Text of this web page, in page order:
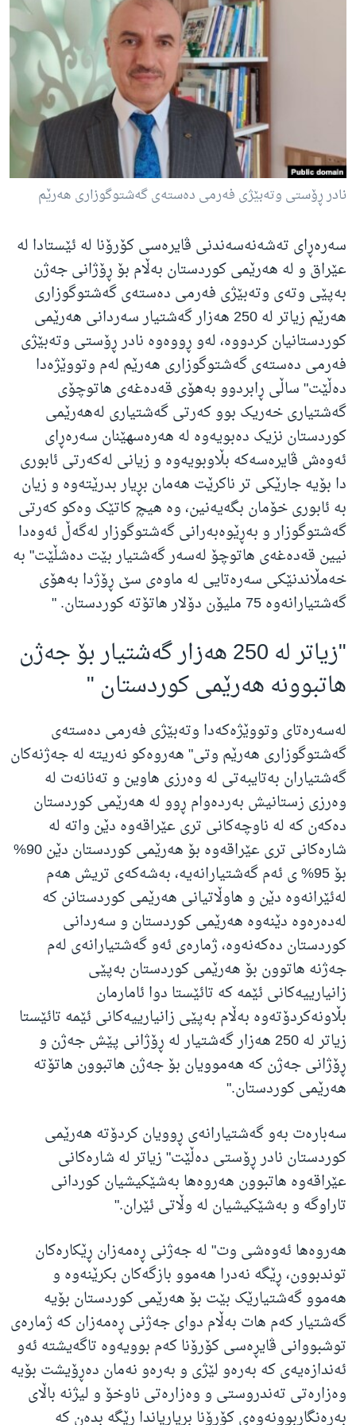
ژیان لە فەرهەنگدا
Learning English
زمانه‌کان
نادر ڕۆستی وتەبێژی فەرمی دەستەی گەشتوگوزاری هەرێم
سەرەڕای تەشەنەسەندنی ڤایرەسی کۆرۆنا لە ئێستادا لە
عێراق و لە هەرێمی کوردستان بەڵام بۆ ڕۆژانی جەژن
بەپێی وتەی وتەبێژی فەرمی دەستەی گەشتوگوزاری
هەرێم زیاتر لە 250 هەزار گەشتیار سەردانی هەرێمی
کوردستانیان کردووە، لەو ڕووەوە نادر ڕۆستی وتەبێژی
فەرمی دەستەی گەشتوگوزاری هەرێم لەم وتووێژەدا
دەڵێت" ساڵی ڕابردوو بەهۆی قەدەغەی هاتوچۆی
گەشتیاری خه‌ریک بوو که‌رتی گه‌شتیاری لەهەرێمی
کوردستان نزیک ده‌بویه‌وه‌ له‌ هه‌ره‌سهێنان سەرەڕای
ئەوەش ڤایرەسەکە بڵاوبویەوە و زیانی لەکەرتی ئابوری
دا بۆیە جارێکی تر ناکرێت هه‌مان بڕیار بدرێته‌وه‌ و زیان
به‌ ئابوری خۆمان بگه‌یه‌نین، وە هیچ کاتێک وه‌کو که‌رتی
گه‌شتوگوزار و به‌ڕێوه‌به‌رانی گه‌شتوگوزار له‌گه‌ڵ ئه‌وه‌دا
نیین قه‌ده‌غه‌ی هاتوچۆ له‌سه‌ر گه‌شتیار بێت دەشڵێت" بە
خەمڵاندنێکی سەرەتایی لە ماوەی سێ ڕۆژدا بەهۆی
گەشتیارانەوە 75 ملیۆن دۆلار هاتۆتە کوردستان
. "
" زیاتر له‌ 250 هه‌زار گه‌شتیار بۆ جه‌ژن
هاتبوونە هه‌رێمی کوردستان"
لەسەرەتای وتووێژەکەدا وتەبێژی فەرمی دەستەی
گەشتوگوزاری هەرێم وتی" هه‌روه‌کو نه‌ریته‌ له‌ جه‌ژنه‌کان
گه‌شتیاران به‌تایبه‌تی له‌ وه‌رزی هاوین و ته‌نانه‌ت له‌
وه‌رزی زستانیش به‌رده‌وام ڕوو له‌ هه‌رێمی کوردستان
ده‌که‌ن که‌ له‌ ناوچه‌کانی تری عێراقه‌وه‌ دێن واته‌ له‌
شاره‌کانی تری عێراقه‌وه‌ بۆ هه‌رێمی کوردستان دێن 90%
بۆ 95% ی ئه‌م گه‌شتیارانه‌یه‌، به‌شه‌که‌ی تریش هه‌م
له‌ئێرانه‌وه‌ دێن و هاوڵاتیانی هه‌رێمی کوردستانن که‌
له‌ده‌ره‌وه‌ دێنه‌وه‌ هه‌رێمی کوردستان و سه‌ردانی
کوردستان ده‌که‌نه‌وه‌، ژماره‌ی ئه‌و گه‌شتیارانه‌ی له‌م
جه‌ژنه‌ هاتوون بۆ هه‌رێمی کوردستان به‌پێی
زانیارییه‌کانی ئێمه‌ که‌ تائێستا دوا ئامارمان
بڵاونه‌کردۆته‌وه‌ به‌ڵام به‌پێی زانیارییه‌کانی ئێمه‌ تائێستا
زیاتر له‌ 250 هه‌زار گه‌شتیار لە ڕۆژانی پێش جه‌ژن و
ڕۆژانی جه‌ژن که‌ هه‌موویان بۆ جه‌ژن هاتبوون هاتۆته‌
هه‌رێمی کوردستان."
سەبارەت بەو گەشتیارانەی ڕوویان کردۆتە هەرێمی
کوردستان نادر ڕۆستی دەڵێت" زیاتر له‌ شاره‌کانی
عێراقه‌وه‌ هاتبوون هه‌روه‌ها به‌شێکیشیان کوردانی
تاراوگه‌ و به‌شێکیشیان له‌ وڵاتی ئێران."
هەروەها ئەوەشی وت" له‌ جه‌ژنی ڕه‌مه‌زان ڕێکاره‌کان
توندبوون، ڕێگه‌ نه‌درا هه‌موو بازگه‌کان بکرێنه‌وه‌ و
هه‌موو گه‌شتیارێک بێت بۆ هه‌رێمی کوردستان بۆیه‌
گه‌شتیار که‌م هات به‌ڵام دوای جه‌ژنی ڕه‌مه‌زان که‌ ژماره‌ی
توشبووانی ڤایڕه‌سی کۆرۆنا که‌م بوویه‌وه‌ تاگه‌یشته‌ ئه‌و
ئه‌ندازه‌یه‌ی که‌ به‌ره‌و لێژی و به‌ره‌و نه‌مان ده‌ڕۆیشت بۆیه‌
وه‌زاره‌تی ته‌ندروستی و وه‌زاره‌تی ناوخۆ و لیژنه‌ باڵای
به‌ره‌نگاربوونه‌وه‌ی کۆرۆنا بڕیاریاندا ڕێگه‌ بده‌ن که‌